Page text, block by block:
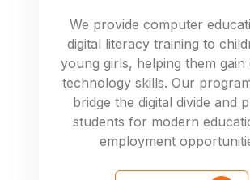
We provide computer
digital literacy training to
young girls, helping them gain
technology skills. Our
bridge the digital divide and
students for modern
employment